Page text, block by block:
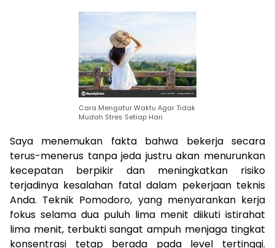
Cara Mengatur Waktu Agar Tidak
Mudah Stres Setiap Hari
Saya menemukan fakta bahwa bekerja secara
terus-menerus tanpa jeda justru akan menurunkan
kecepatan berpikir dan meningkatkan risiko
terjadinya kesalahan fatal dalam pekerjaan teknis
Anda. Teknik Pomodoro, yang menyarankan kerja
fokus selama dua puluh lima menit diikuti istirahat
lima menit, terbukti sangat ampuh menjaga tingkat
konsentrasi tetap berada pada level tertinggi.